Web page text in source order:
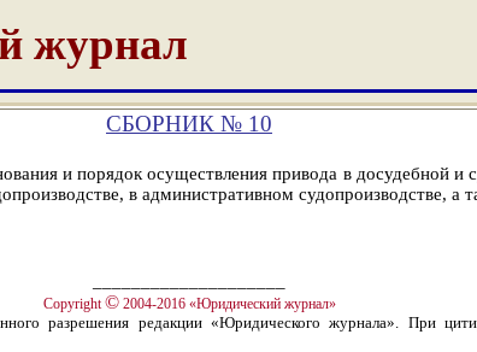
журнал
СБОРНИК № 10
и порядок осуществления привода в досудебной и
в административном судопроизводстве, а
Copyright ©2004-2016 «Юридический журнал»
разрешения редакции «Юридического журнала». При